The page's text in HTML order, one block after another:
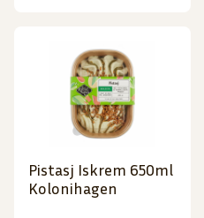
Pistasj Iskrem 650ml
Kolonihagen